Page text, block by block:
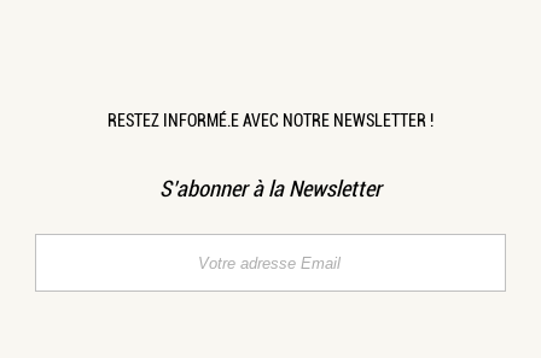
RESTEZ INFORMÉ.E AVEC NOTRE NEWSLETTER !
S’abonner à la Newsletter